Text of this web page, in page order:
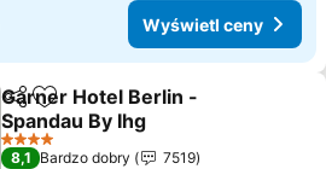
Wyświetl ceny
Udostępnij
Dodaj do ulubionych
Garner Hotel Berlin -
Spandau By Ihg
4 Kategoria
8,1 Bardzo dobry
7519